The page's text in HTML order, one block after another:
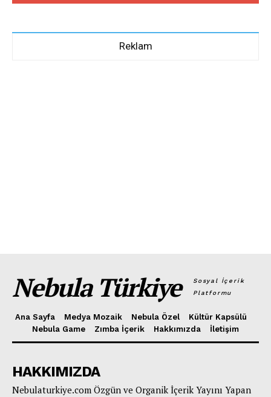
Reklam
Nebula Türkiye
Sosyal İçerik
Platformu
Ana Sayfa Medya Mozaik Nebula Özel
Kültür Kapsülü
Nebula Game
Zımba İçerik Hakkımızda İletişim
HAKKIMIZDA
Nebulaturkiye.com Özgün ve Organik İçerik Yayını Yapan